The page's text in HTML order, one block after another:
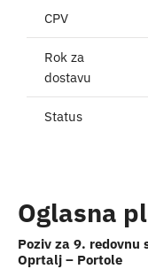
CPV
Rok za
dostavu
Status
Oglasna
Poziv za 9. redovnu
Oprtalj – Portole